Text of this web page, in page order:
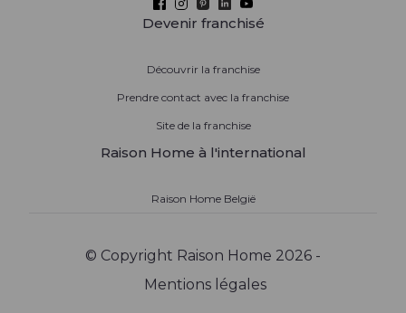
Devenir franchisé
Découvrir la franchise
Prendre contact avec la franchise
Site de la franchise
Raison Home à l'international
Raison Home België
© Copyright Raison Home 2026 -
Mentions légales